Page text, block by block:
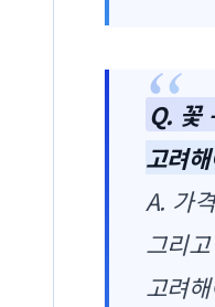
Q. 꽃
고려
A. 가
그리
고려